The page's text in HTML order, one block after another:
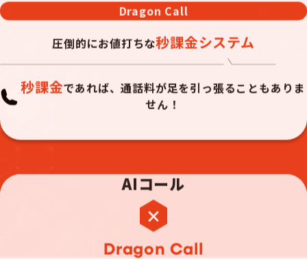
Dragon Call
圧倒的にお値打ちな秒課金システム
秒課金であれば、通話料が足を引っ張ることもありま
せん！
AIコール
Dragon Call